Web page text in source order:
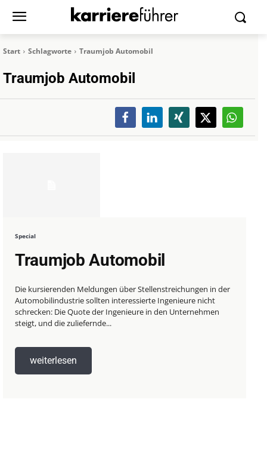
Start Schlagworte Traumjob Automobil
Traumjob Automobil
Special
Traumjob Automobil
Die kursierenden Meldungen über Stellenstreichungen in der
Automobilindustrie sollten interessierte Ingenieure nicht
schrecken: Die Quote der Ingenieure in den Unternehmen
steigt, und die zuliefernde...
weiterlesen